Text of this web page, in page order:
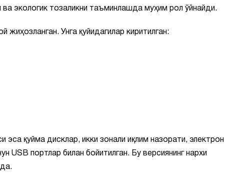
экологик тозаликни таъминлашда муҳим рол ўйнайди.
Унга қуйидагилар киритилган:
қуйма дисклар, икки зонали иқлим назорати, электрон
USB портлар билан бойитилган. Бу версиянинг нархи